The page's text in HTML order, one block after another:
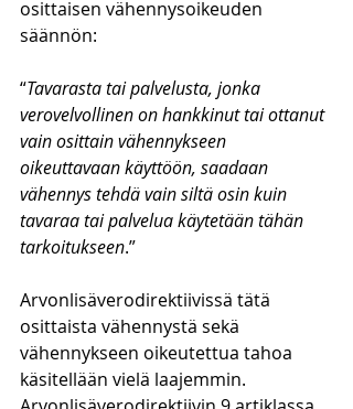
osittaisen vähennysoikeuden
säännön:
“Tavarasta tai palvelusta, jonka
verovelvollinen on hankkinut tai ottanut
vain osittain vähennykseen
oikeuttavaan käyttöön, saadaan
vähennys tehdä vain siltä osin kuin
tavaraa tai palvelua käytetään tähän
tarkoitukseen.”
Arvonlisäverodirektiivissä tätä
osittaista vähennystä sekä
vähennykseen oikeutettua tahoa
käsitellään vielä laajemmin.